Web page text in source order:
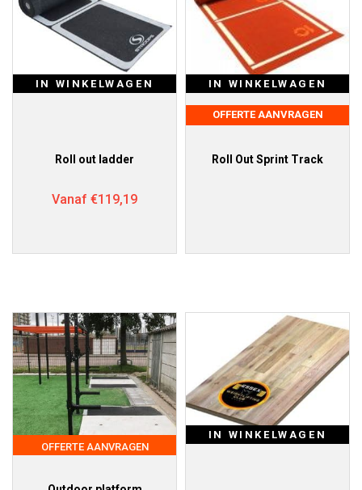
IN WINKELWAGEN
Roll out ladder
Vanaf €119,19
IN WINKELWAGEN
OFFERTE AANVRAGEN
Roll Out Sprint Track
OFFERTE AANVRAGEN
IN WINKELWAGEN